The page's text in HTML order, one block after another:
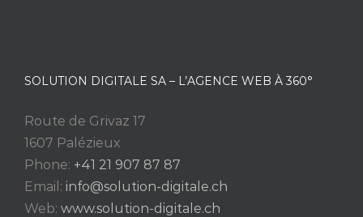
SOLUTION DIGITALE SA – L’AGENCE WEB À 360°
Route de Grivaz 17
1607 Palézieux
Phone: +41 21 907 87 87
Email: info@solution-digitale.ch
Web: www.solution-digitale.ch